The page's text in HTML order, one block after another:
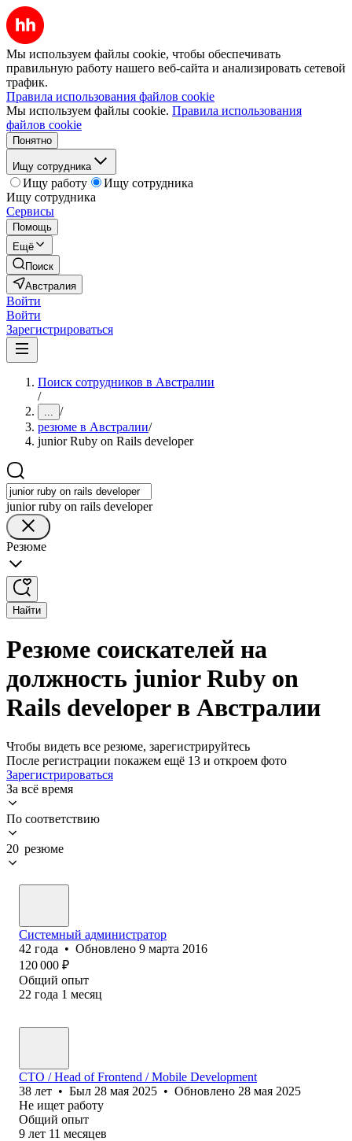
Мы используем файлы cookie, чтобы обеспечивать
правильную работу нашего веб-сайта и анализировать сетевой
трафик.
Правила использования файлов cookie
Мы используем файлы cookie. Правила использования
файлов cookie
Понятно
Ищу сотрудника
Ищу работу
Ищу сотрудника
Ищу сотрудника
Сервисы
Помощь
Ещё
Поиск
Австралия
Войти
Войти
Зарегистрироваться
Поиск сотрудников в Австралии
/
... /
резюме в Австралии/
junior Ruby on Rails developer
junior ruby on rails developer
Резюме
Найти
Резюме соискателей на
должность junior Ruby on
Rails developer в Австралии
Чтобы видеть все резюме, зарегистрируйтесь
После регистрации покажем ещё 13 и откроем фото
Зарегистрироваться
За всё время
По соответствию
20 резюме
Системный администратор
42 года • Обновлено 9 марта 2016
120 000 ₽
Общий опыт
22 года 1 месяц
CTO / Head of Frontend / Mobile Development
38 лет • Был 28 мая 2025 • Обновлено 28 мая 2025
Не ищет работу
Общий опыт
9 лет 11 месяцев